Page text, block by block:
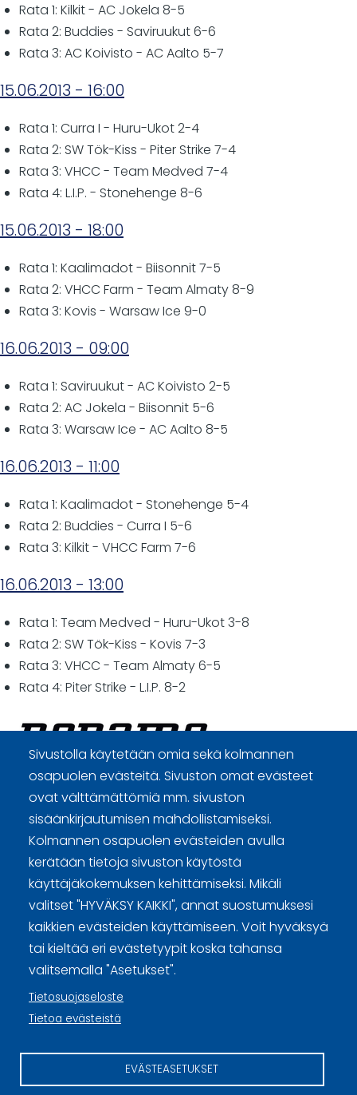
Rata 1: Kilkit - AC Jokela 8-5
Rata 2: Buddies - Saviruukut 6-6
Rata 3: AC Koivisto - AC Aalto 5-7
15.06.2013 - 16:00
Rata 1: Curra I - Huru-Ukot 2-4
Rata 2: SW Tök-Kiss - Piter Strike 7-4
Rata 3: VHCC - Team Medved 7-4
Rata 4: L.I.P. - Stonehenge 8-6
15.06.2013 - 18:00
Rata 1: Kaalimadot - Biisonnit 7-5
Rata 2: VHCC Farm - Team Almaty 8-9
Rata 3: Kovis - Warsaw Ice 9-0
16.06.2013 - 09:00
Rata 1: Saviruukut - AC Koivisto 2-5
Rata 2: AC Jokela - Biisonnit 5-6
Rata 3: Warsaw Ice - AC Aalto 8-5
16.06.2013 - 11:00
Rata 1: Kaalimadot - Stonehenge 5-4
Rata 2: Buddies - Curra I 5-6
Rata 3: Kilkit - VHCC Farm 7-6
16.06.2013 - 13:00
Rata 1: Team Medved - Huru-Ukot 3-8
Rata 2: SW Tök-Kiss - Kovis 7-3
Rata 3: VHCC - Team Almaty 6-5
Rata 4: Piter Strike - L.I.P. 8-2
Sivustolla käytetään omia sekä kolmannen
osapuolen evästeitä. Sivuston omat evästeet
ovat välttämättömiä mm. sivuston
sisäänkirjautumisen mahdollistamiseksi.
Kolmannen osapuolen evästeiden avulla
kerätään tietoja sivuston käytöstä
käyttäjäkokemuksen kehittämiseksi. Mikäli
valitset "HYVÄKSY KAIKKI", annat suostumuksesi
kaikkien evästeiden käyttämiseen. Voit hyväksyä
tai kieltää eri evästetyypit koska tahansa
valitsemalla "Asetukset".
Tietosuojaseloste
Tietoa evästeistä
EVÄSTEASETUKSET
Curling Finland
Curling.fi
Curling Finland
Sivuston käyttöehdot ja sisällön käyttöoikeudet
Tietosuojaselosteet
Tietoa evästeistä
Evästeasetukset